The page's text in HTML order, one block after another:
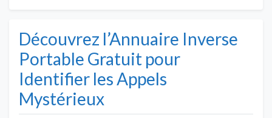
Découvrez l’Annuaire Inverse
Portable Gratuit pour
Identifier les Appels
Mystérieux